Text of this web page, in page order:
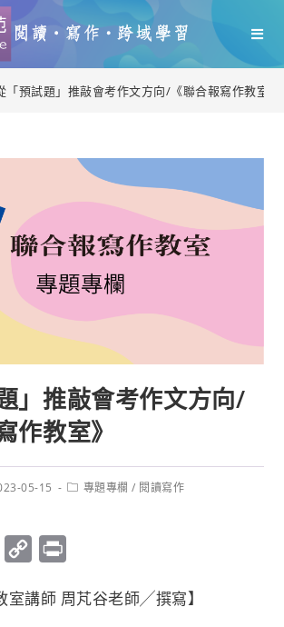
「預試題」推敲會考作文方向/《聯合報寫作教室》
」推敲會考作文方向/
作教室》
05-15 專題專欄 / 閱讀寫作
p
i
室講師 周芃谷老師╱撰寫】